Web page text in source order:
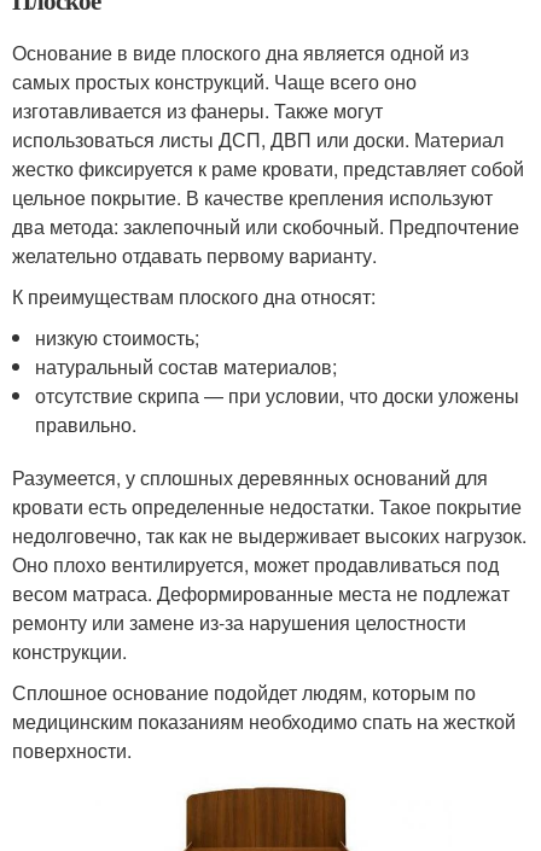
Основание в виде плоского дна является одной из
самых простых конструкций. Чаще всего оно
изготавливается из фанеры. Также могут
использоваться листы ДСП, ДВП или доски. Материал
жестко фиксируется к раме кровати, представляет собой
цельное покрытие. В качестве крепления используют
два метода: заклепочный или скобочный. Предпочтение
желательно отдавать первому варианту.
К преимуществам плоского дна относят:
низкую стоимость;
натуральный состав материалов;
отсутствие скрипа — при условии, что доски уложены
правильно.
Разумеется, у сплошных деревянных оснований для
кровати есть определенные недостатки. Такое покрытие
недолговечно, так как не выдерживает высоких нагрузок.
Оно плохо вентилируется, может продавливаться под
весом матраса. Деформированные места не подлежат
ремонту или замене из-за нарушения целостности
конструкции.
Сплошное основание подойдет людям, которым по
медицинским показаниям необходимо спать на жесткой
поверхности.